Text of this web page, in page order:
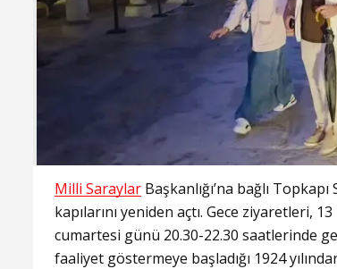
Milli Saraylar Başkanlığı’na bağlı
kapılarını yeniden açtı. Gece ziyaretleri,
cumartesi günü 20.30-22.30 saatlerinde
faaliyet göstermeye başladığı 1924